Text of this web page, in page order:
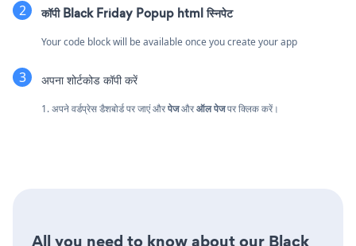
कॉपी Black Friday Popup html स्निपेट
Your code block will be available once you create your app
अपना शोर्टकोड कॉपी करें
1. अपने वर्डप्रेस डैशबोर्ड पर जाएं औरपेजऔरऑल पेजपर क्लिक करें।
All you need to know about our Black